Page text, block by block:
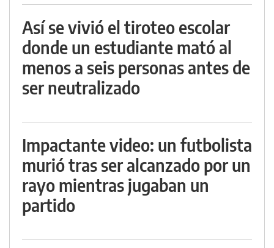
Así se vivió el tiroteo escolar
donde un estudiante mató al
menos a seis personas antes de
ser neutralizado
Impactante video: un futbolista
murió tras ser alcanzado por un
rayo mientras jugaban un
partido